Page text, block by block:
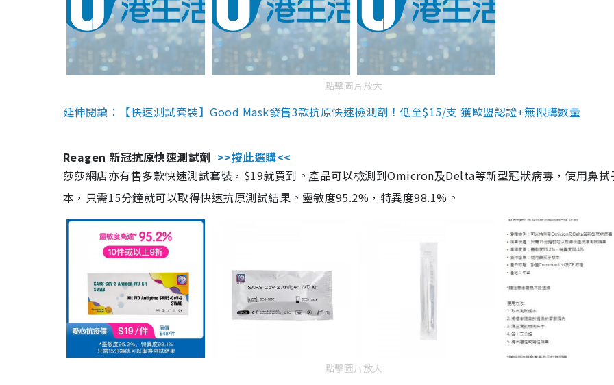
點擊圖片放大
延伸閱讀：【快速測試套裝】Good Mask發售3款抗原快速檢測劑！低至$15/支 獲歐盟認證+無限購數量
Reagen 新冠抗原快速測試劑 >>按此選購<<
莎莎網店亦有售多款快速測試套裝，$19就買到。產品可以檢測到Omicron及Delta等新型冠狀病毒，使用鼻拭
本，只需15分鐘就可以取得快速抗原測試結果。靈敏度95.2%，特異度98.1%。
點擊圖片放大